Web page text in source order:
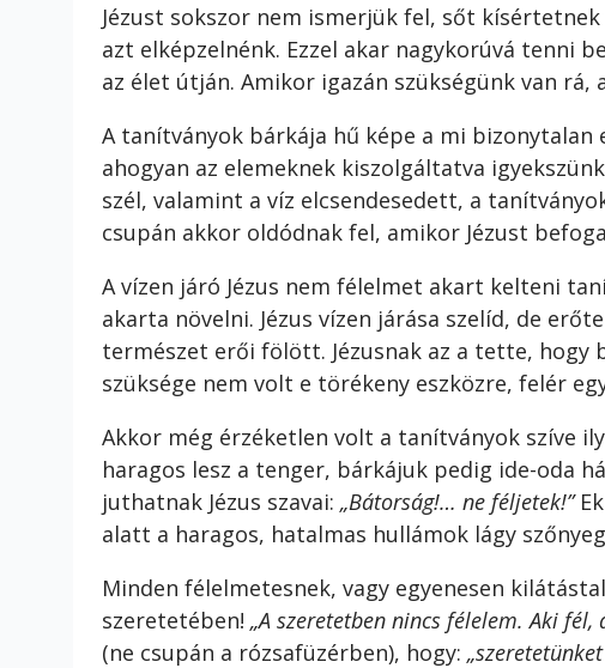
Jézust sokszor nem ismerjük fel, sőt
azt elképzelnénk. Ezzel akar nagykorúvá tenni
az élet útján. Amikor igazán szükségünk van
A tanítványok bárkája hű képe a mi
ahogyan az elemeknek kiszolgáltatva
szél, valamint a víz elcsendesedett, a
csupán akkor oldódnak fel, amikor Jézust
A vízen járó Jézus nem félelmet akart kelteni
akarta növelni. Jézus vízen járása szelíd, de
természet erői fölött. Jézusnak az a tette,
szüksége nem volt e törékeny eszközre, felér
Akkor még érzéketlen volt a tanítványok szíve
haragos lesz a tenger, bárkájuk pedig ide-oda
juthatnak Jézus szavai:„Bátorság!… ne féljetek!”
alatt a haragos, hatalmas hullámok lágy
Minden félelmetesnek, vagy egyenesen
szeretetében!„A szeretetben nincs félelem. Aki
(ne csupán a rózsafüzérben), hogy: